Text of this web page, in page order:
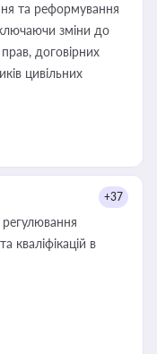
та реформування
зміни до
договірних
цивільних
+37
кваліфікацій в